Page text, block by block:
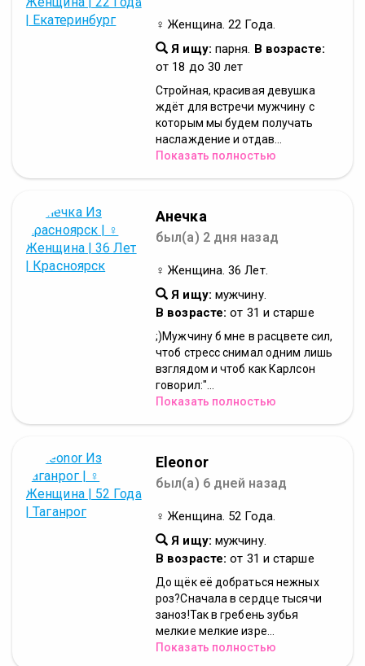
♀ Женщина. 22 Года.
Я ищу: парня. В возрасте:
от 18 до 30 лет
Стройная, красивая девушка
ждёт для встречи мужчину с
которым мы будем получать
наслаждение и отдав...
Показать полностью
Анечка
был(а) 2 дня назад
♀ Женщина. 36 Лет.
Я ищу: мужчину.
В возрасте: от 31 и старше
;)Мужчину б мне в расцвете сил,
чтоб стресс снимал одним лишь
взглядом и чтоб как Карлсон
говорил:"...
Показать полностью
Eleonor
был(а) 6 дней назад
♀ Женщина. 52 Года.
Я ищу: мужчину.
В возрасте: от 31 и старше
До щёк её добраться нежных
роз?Сначала в сердце тысячи
заноз!Так в гребень зубья
мелкие мелкие изре...
Показать полностью